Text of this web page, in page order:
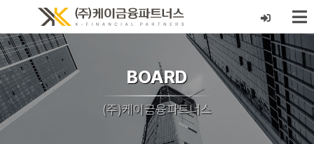
BOARD
(주)케이금융파트너스